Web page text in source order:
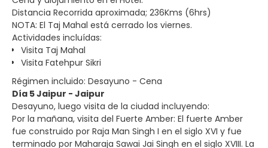
Distancia Recorrida aproximada; 236Kms (6hrs)
NOTA: El Taj Mahal está cerrado los viernes.
Actividades incluídas:
Visita Taj Mahal
Visita Fatehpur Sikri
Régimen incluido: Desayuno - Cena
Día 5 Jaipur - Jaipur
Desayuno, luego visita de la ciudad incluyendo:
Por la mañana, visita del Fuerte Amber: El fuerte Amber
fue construido por Raja Man Singh I en el siglo XVI y fue
terminado por Maharaja Sawai Jai Singh en el siglo XVIII. La